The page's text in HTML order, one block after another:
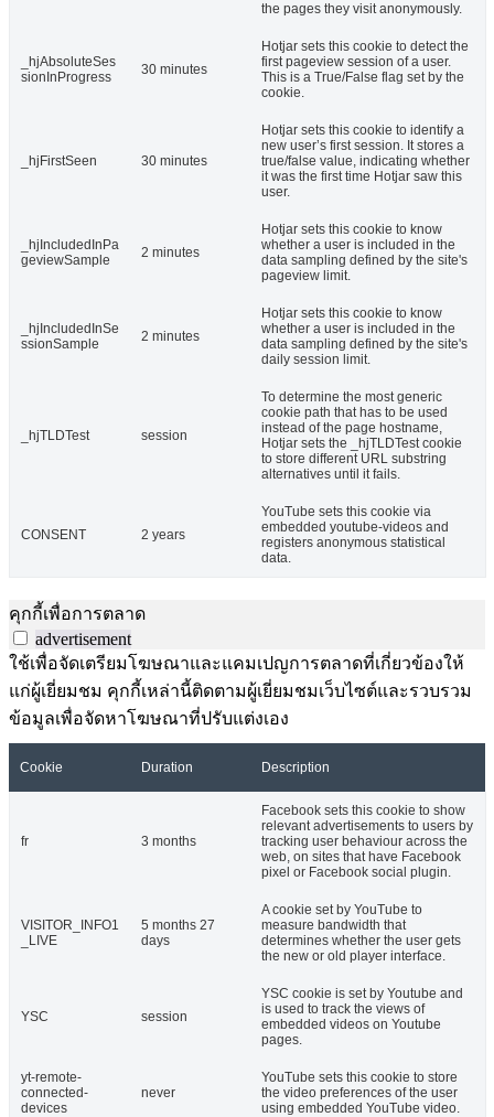
the pages they visit anonymously.
_hjAbsoluteSes
sionInProgress
30 minutes
Hotjar sets this cookie to detect the
first pageview session of a user.
This is a True/False flag set by the
cookie.
_hjFirstSeen 30 minutes
Hotjar sets this cookie to identify a
new user’s first session. It stores a
true/false value, indicating whether
it was the first time Hotjar saw this
user.
_hjIncludedInPa
geviewSample
2 minutes
Hotjar sets this cookie to know
whether a user is included in the
data sampling defined by the site's
pageview limit.
_hjIncludedInSe
ssionSample
2 minutes
Hotjar sets this cookie to know
whether a user is included in the
data sampling defined by the site's
daily session limit.
_hjTLDTest session
To determine the most generic
cookie path that has to be used
instead of the page hostname,
Hotjar sets the _hjTLDTest cookie
to store different URL substring
alternatives until it fails.
CONSENT 2 years
YouTube sets this cookie via
embedded youtube-videos and
registers anonymous statistical
data.
คุกกี้เพื่อการตลาด
advertisement
ใช้เพื่อจัดเตรียมโฆษณาและแคมเปญการตลาดที่เกี่ยวข้องให้
แก่ผู้เยี่ยมชม คุกกี้เหล่านี้ติดตามผู้เยี่ยมชมเว็บไซต์และรวบรวม
ข้อมูลเพื่อจัดหาโฆษณาที่ปรับแต่งเอง
Cookie Duration Description
fr 3 months
Facebook sets this cookie to show
relevant advertisements to users by
tracking user behaviour across the
web, on sites that have Facebook
pixel or Facebook social plugin.
VISITOR_INFO1
_LIVE
5 months 27
days
A cookie set by YouTube to
measure bandwidth that
determines whether the user gets
the new or old player interface.
YSC session
YSC cookie is set by Youtube and
is used to track the views of
embedded videos on Youtube
pages.
yt-remote-
connected-
devices
never
YouTube sets this cookie to store
the video preferences of the user
using embedded YouTube video.